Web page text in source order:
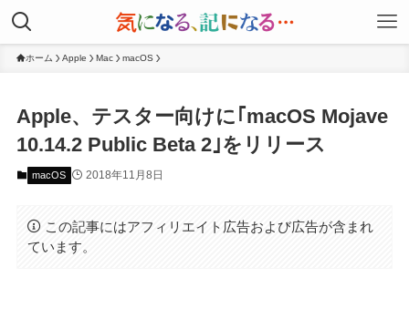
ホーム Apple Mac macOS
Apple、テスター向けに｢macOS Mojave
10.14.2 Public Beta 2｣をリリース
macOS 2018年11月8日
この記事にはアフィリエイト広告および広告が含まれ
ています。